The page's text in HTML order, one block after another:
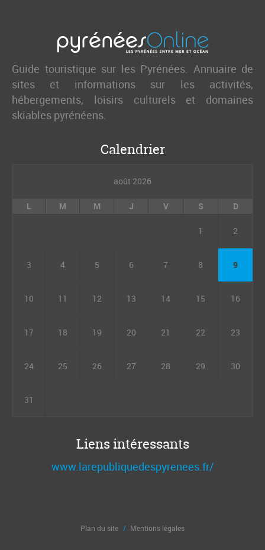
Guide touristique sur les Pyrénées. Annuaire de
sites et informations sur les activités,
hébergements, loisirs culturels et domaines
skiables pyrénéens.
Calendrier
août 2026
L M M J V S D
1 2
3 4 5 6 7 8 9
10 11 12 13 14 15 16
17 18 19 20 21 22 23
24 25 26 27 28 29 30
31
Liens intéressants
www.larepubliquedespyrenees.fr/
Plan du site Mentions légales